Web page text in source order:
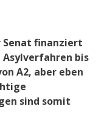
Senat finanziert
Asylverfahren bis
A2, aber eben
sind somit